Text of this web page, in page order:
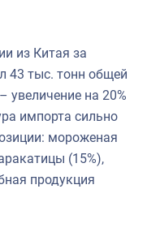
из Китая за
43 тыс. тонн общей
на 20%
импорта сильно
мороженая
(15%),
продукция